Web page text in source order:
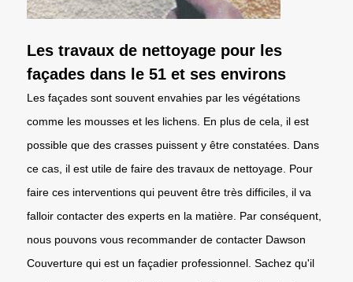
Les travaux de nettoyage pour les
façades dans le 51 et ses environs
Les façades sont souvent envahies par les végétations
comme les mousses et les lichens. En plus de cela, il est
possible que des crasses puissent y être constatées. Dans
ce cas, il est utile de faire des travaux de nettoyage. Pour
faire ces interventions qui peuvent être très difficiles, il va
falloir contacter des experts en la matière. Par conséquent,
nous pouvons vous recommander de contacter Dawson
Couverture qui est un façadier professionnel. Sachez qu'il